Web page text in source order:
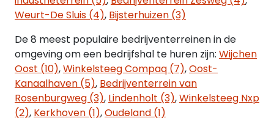
Bijsterhuizen, het grootste bedrijventerrein van
Gelderland, is goed ontsloten aan één van de
belangrijkste verkeersaders van en naar het
centrum van Nijmegen. Het object ligt langs de
snelweg A326 en in de nabijheid liggen tevens de
op- en afritten van de snelwegen A50 én A73.
Parkeren:
Weurt-De Sluis (4), Bijsterhuizen (3)
De 8 meest populaire bedrijventerreinen in de
omgeving om een bedrijfshal te huren zijn: Wijchen
Oost (10),Winkelsteeg Compaq (7),Oost-
Kanaalhaven (5), Bedrijventerrein van
Rosenburgweg (3), Lindenholt (3),Winkelsteeg Nxp
(2), Kerkhoven (1),Oudeland (1)